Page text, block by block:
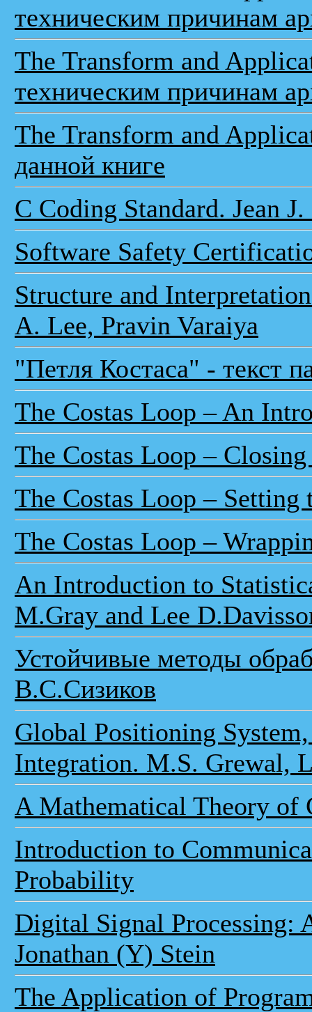
техническим причинам
The Transform and
техническим причинам
The Transform and
данной книге
C Coding Standard. Jean J.
Software Safety
Structure and
A. Lee, Pravin Varaiya
"Петля Костаса" - текст
The Costas Loop – An
The Costas Loop –
The Costas Loop –
The Costas Loop –
An Introduction to
M.Gray and Lee
Устойчивые методы
В.С.Сизиков
Global Positioning
Integration. M.S. Grewal,
A Mathematical Theory of
Introduction to
Probability
Digital Signal Processing:
Jonathan (Y) Stein
The Application of